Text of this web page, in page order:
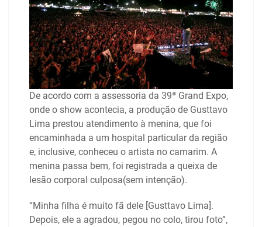
De acordo com a assessoria da 39ª Grand Expo,
onde o show acontecia, a produção de Gusttavo
Lima prestou atendimento à menina, que foi
encaminhada a um hospital particular da região
e, inclusive, conheceu o artista no camarim. A
menina passa bem, foi registrada a queixa de
lesão corporal culposa(sem intenção).
“Minha filha é muito fã dele [Gusttavo Lima].
Depois, ele a agradou, pegou no colo, tirou foto”,